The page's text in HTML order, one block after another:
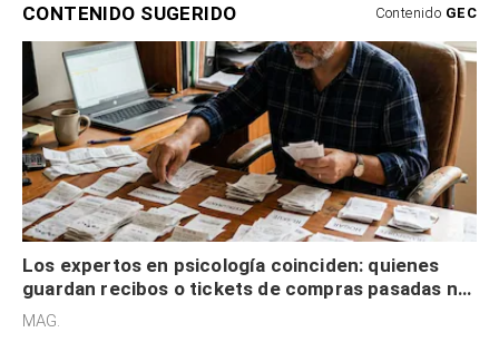
CONTENIDO SUGERIDO Contenido GEC
Los expertos en psicología coinciden: quienes
guardan recibos o tickets de compras pasadas no
son acumuladores, sino que tienen necesidad de
MAG.